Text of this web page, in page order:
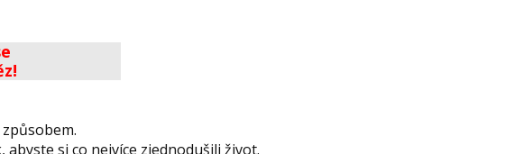
si co nejvíce zjednodušili život.